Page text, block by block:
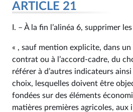
ARTICLE 21
I. – À la fin l’alinéa 6, supprimer
« , sauf mention explicite, dans
contrat ou à l’accord‑cadre, du
référer à d’autres indicateurs
choix, lesquelles doivent être
fondées sur des éléments
matières premières agricoles, aux